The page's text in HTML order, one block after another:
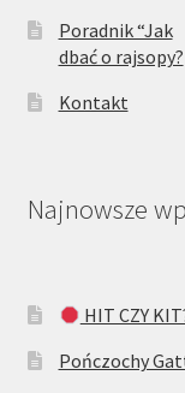
Poradnik “Jak
dbać o rajsopy?
Kontakt
Najnowsze
HIT CZY
Pończochy